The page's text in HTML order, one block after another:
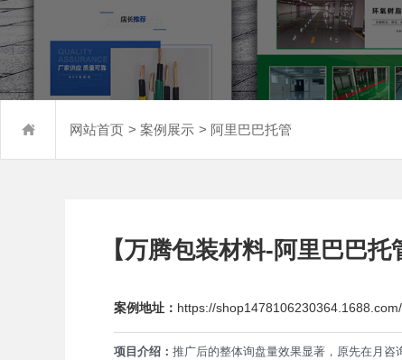
网站首页 > 案例展示 > 阿里巴巴托管
【万腾包装材料-阿里巴巴托
案例地址： https://shop1478106230364.1688.com/
项目介绍： 推广后的整体询盘量效果显著，原先在月